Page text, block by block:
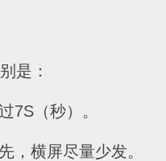
是：
（秒）。
横屏尽量少发。